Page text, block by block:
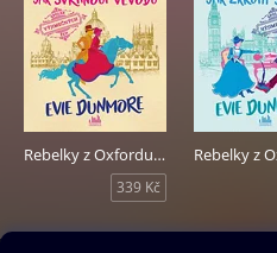
Rebelky z Oxfordu - Jak svrhnout vévodu
339 Kč